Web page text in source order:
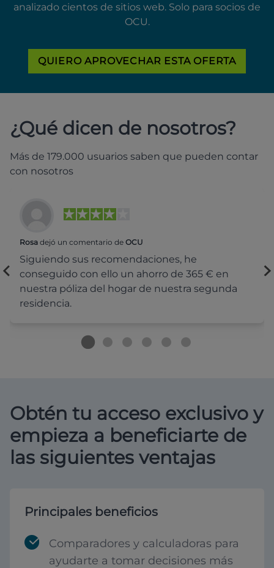
analizado cientos de sitios web. Solo para socios de
OCU.
QUIERO APROVECHAR ESTA OFERTA
¿Qué dicen de nosotros?
Más de 179.000 usuarios saben que pueden contar
con nosotros
Rosa dejó un comentario de OCU
Siguiendo sus recomendaciones, he
conseguido con ello un ahorro de 365 € en
nuestra póliza del hogar de nuestra segunda
residencia.
Obtén tu acceso exclusivo y
empieza a beneficiarte de
las siguientes ventajas
Principales beneficios
Comparadores y calculadoras para
ayudarte a tomar decisiones más